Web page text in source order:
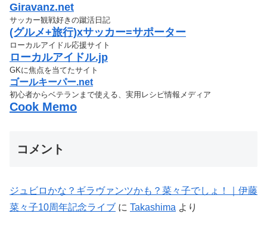
Giravanz.net
サッカー観戦好きの蹴活日記
(グルメ+旅行)xサッカー=サポーター
ローカルアイドル応援サイト
ローカルアイドル.jp
GKに焦点を当てたサイト
ゴールキーパー.net
初心者からベテランまで使える、実用レシピ情報メディア
Cook Memo
コメント
ジュビロかな？ギラヴァンツかも？菜々子でしょ！｜伊藤
菜々子10周年記念ライブ に Takashima より